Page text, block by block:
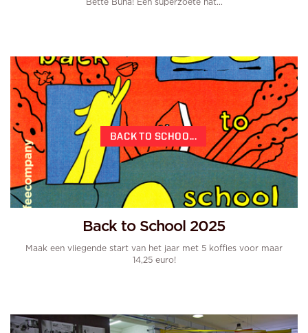
Bette Buna! Een superzoete nat...
BACK TO SCHOO...
Back to School 2025
Maak een vliegende start van het jaar met 5 koffies voor maar
14,25 euro!